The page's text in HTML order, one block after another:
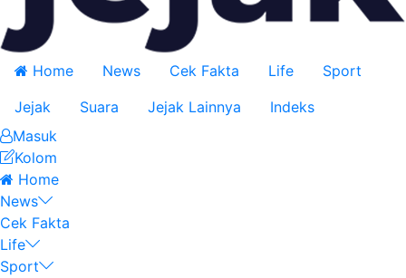
Home News Cek Fakta Life
Sport
Jejak
Suara Jejak Lainnya
Indeks
Masuk
Kolom
Home
News
Cek Fakta
Life
Sport